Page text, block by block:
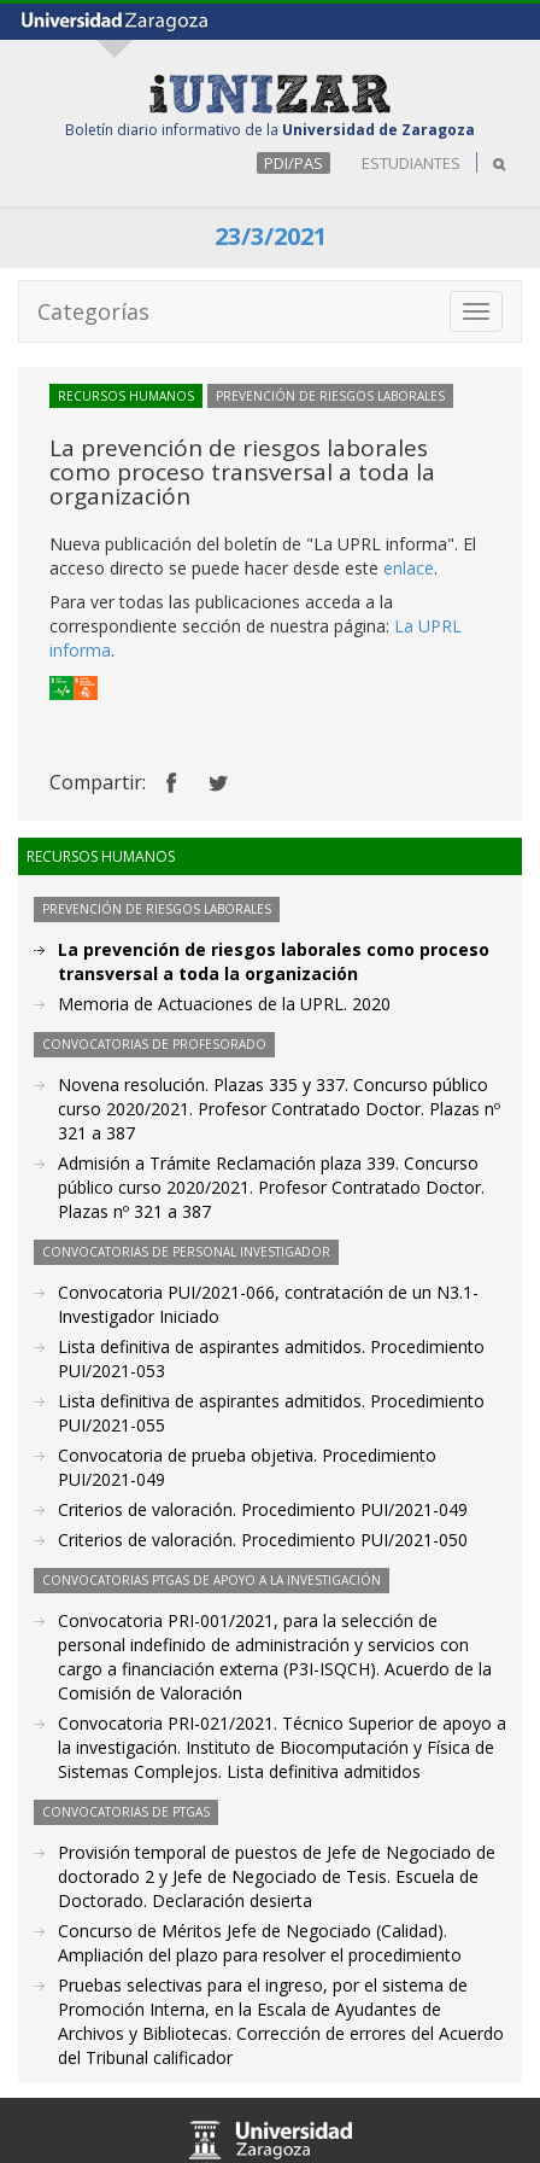
Boletín diario informativo de la Universidad de Zaragoza
PDI/PAS ESTUDIANTES
23/3/2021
Toggle
Categorías
RECURSOS HUMANOS PREVENCIÓN DE RIESGOS LABORALES
La prevención de riesgos laborales
como proceso transversal a toda la
organización
Nueva publicación del boletín de "La UPRL informa". El
acceso directo se puede hacer desde este enlace.
Para ver todas las publicaciones acceda a la
correspondiente sección de nuestra página: La UPRL
informa.
Compartir:
RECURSOS HUMANOS
PREVENCIÓN DE RIESGOS LABORALES
La prevención de riesgos laborales como proceso
transversal a toda la organización
Memoria de Actuaciones de la UPRL. 2020
CONVOCATORIAS DE PROFESORADO
Novena resolución. Plazas 335 y 337. Concurso público
curso 2020/2021. Profesor Contratado Doctor. Plazas nº
321 a 387
Admisión a Trámite Reclamación plaza 339. Concurso
público curso 2020/2021. Profesor Contratado Doctor.
Plazas nº 321 a 387
CONVOCATORIAS DE PERSONAL INVESTIGADOR
Convocatoria PUI/2021-066, contratación de un N3.1-
Investigador Iniciado
Lista definitiva de aspirantes admitidos. Procedimiento
PUI/2021-053
Lista definitiva de aspirantes admitidos. Procedimiento
PUI/2021-055
Convocatoria de prueba objetiva. Procedimiento
PUI/2021-049
Criterios de valoración. Procedimiento PUI/2021-049
Criterios de valoración. Procedimiento PUI/2021-050
CONVOCATORIAS PTGAS DE APOYO A LA INVESTIGACIÓN
Convocatoria PRI-001/2021, para la selección de
personal indefinido de administración y servicios con
cargo a financiación externa (P3I-ISQCH). Acuerdo de la
Comisión de Valoración
Convocatoria PRI-021/2021. Técnico Superior de apoyo a
la investigación. Instituto de Biocomputación y Física de
Sistemas Complejos. Lista definitiva admitidos
CONVOCATORIAS DE PTGAS
Provisión temporal de puestos de Jefe de Negociado de
doctorado 2 y Jefe de Negociado de Tesis. Escuela de
Doctorado. Declaración desierta
Concurso de Méritos Jefe de Negociado (Calidad).
Ampliación del plazo para resolver el procedimiento
Pruebas selectivas para el ingreso, por el sistema de
Promoción Interna, en la Escala de Ayudantes de
Archivos y Bibliotecas. Corrección de errores del Acuerdo
del Tribunal calificador